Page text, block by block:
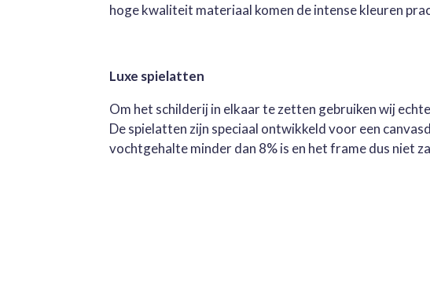
hoge kwaliteit materiaal komen de intense kleuren
Luxe spielatten
Om het schilderij in elkaar te zetten gebruiken wij
De spielatten zijn speciaal ontwikkeld voor een
vochtgehalte minder dan 8% is en het frame dus niet